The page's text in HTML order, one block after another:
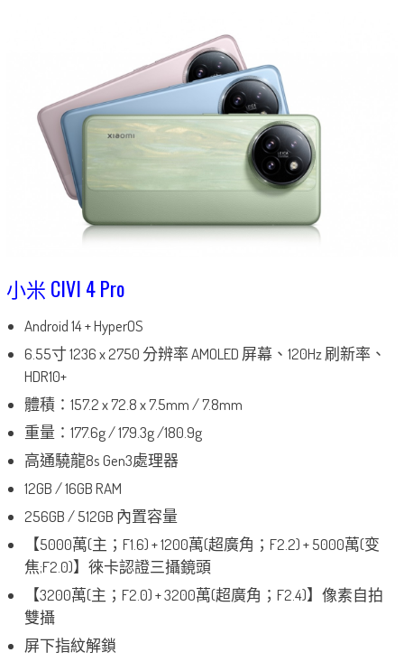
小米 CIVI 4 Pro
Android 14 + HyperOS
6.55寸 1236 x 2750 分辨率 AMOLED 屏幕、120Hz 刷新率、
HDR10+
體積：157.2 x 72.8 x 7.5mm / 7.8mm
重量：177.6g / 179.3g /180.9g
高通驍龍8s Gen3處理器
12GB / 16GB RAM
256GB / 512GB 內置容量
【5000萬(主；F1.6) + 1200萬(超廣角；F2.2) + 5000萬(变
焦;F2.0)】徠卡認證三攝鏡頭
【3200萬(主；F2.0) + 3200萬(超廣角；F2.4)】像素自拍
雙攝
屏下指紋解鎖